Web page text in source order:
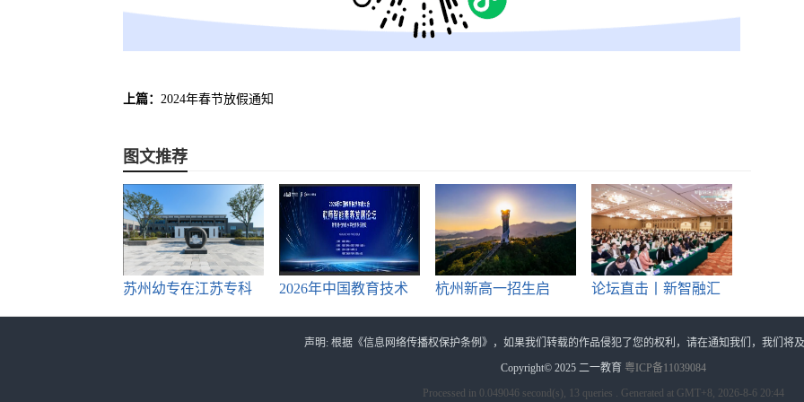
上篇： 2024年春节放假通知
图文推荐
苏州幼专在江苏专科
教育中
2026年中国教育技术
学
杭州新高一招生启
动！海亮
论坛直击丨新智融汇
育见
声明: 根据《信息网络传播权保护条例》，如果我们转载的作品侵犯了您的权利，请在通知我们，我们将及
Copyright© 2025 二一教育 粤ICP备11039084
Processed in 0.049046 second(s), 13 queries . Generated at GMT+8, 2026-8-6 20:44